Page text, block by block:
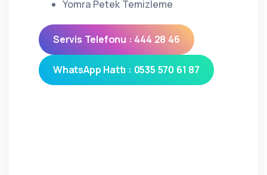
Yomra Petek Temizleme
Servis Telefonu : 444 28 46
WhatsApp Hattı : 0535 570 61 87